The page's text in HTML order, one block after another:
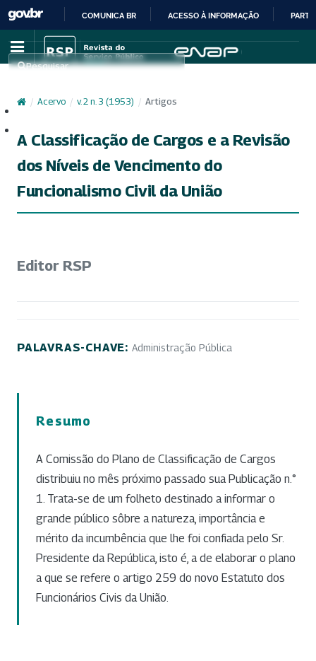
IR
PARA
CONTEÚDO
COMUNICA BR ACESSO À INFORMAÇÃO
Pesquisar
/ Acervo / v. 2 n. 3 (1953) / Artigos
A Classificação de Cargos e a Revisão
dos Níveis de Vencimento do
Funcionalismo Civil da União
Editor RSP
PALAVRAS-CHAVE: Administração Pública
Resumo
A Comissão do Plano de Classificação de Cargos
distribuiu no mês próximo passado sua Publicação n.°
1. Trata-se de um folheto destinado a informar o
grande público sôbre a natureza, importância e
mérito da incumbência que lhe foi confiada pelo Sr.
Presidente da República, isto é, a de elaborar o plano
a que se refere o artigo 259 do novo Estatuto dos
Funcionários Civis da União.